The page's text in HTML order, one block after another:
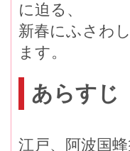
に迫る、
新春にふさわ
ます。
あらすじ
江戸、阿波国